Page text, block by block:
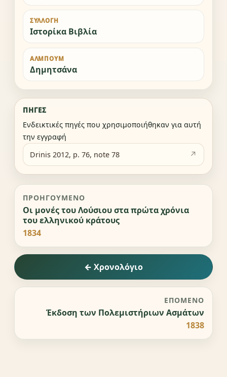
ΣΥΛΛΟΓΉ
Ιστορίκα Βιβλία
ΆΛΜΠΟΥΜ
Δημητσάνα
ΠΗΓΈΣ
Ενδεικτικές πηγές που χρησιμοποιήθηκαν για αυτή
την εγγραφή
Drinis 2012, p. 76, note 78
ΠΡΟΗΓΟΎΜΕΝΟ
Οι μονές του Λούσιου στα πρώτα χρόνια
του ελληνικού κράτους
1834
← Χρονολόγιο
ΕΠΌΜΕΝΟ
Έκδοση των Πολεμιστήριων Ασμάτων
1838